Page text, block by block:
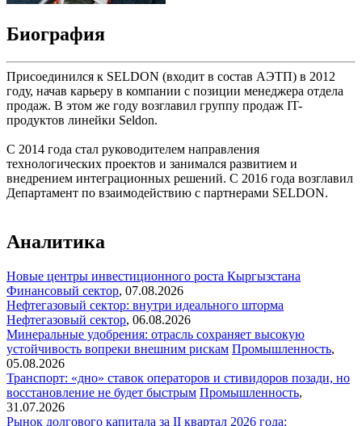
Биография
Присоединился к SELDON (входит в состав АЭТП) в 2012
году, начав карьеру в компании с позиции менеджера отдела
продаж. В этом же году возглавил группу продаж IT-
продуктов линейки Seldon.
С 2014 года стал руководителем направления
технологических проектов и занимался развитием и
внедрением интеграционных решений. С 2016 года возглавил
Департамент по взаимодействию с партнерами SELDON.
Аналитика
Новые центры инвестиционного роста Кыргызстана
Финансовый сектор, 07.08.2026
Нефтегазовый сектор: внутри идеального шторма
Нефтегазовый сектор, 06.08.2026
Минеральные удобрения: отрасль сохраняет высокую
устойчивость вопреки внешним рискам Промышленность,
05.08.2026
Транспорт: «дно» ставок операторов и стивидоров позади, но
восстановление не будет быстрым Промышленность,
31.07.2026
Рынок долгового капитала за II квартал 2026 года: